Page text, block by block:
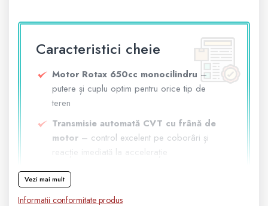
ECHIPAMENTE SKIJET
Caracteristici cheie
Motor Rotax 650cc monocilindru –
putere și cuplu optim pentru orice tip de
teren
Transmisie automată CVT cu frână de
motor – control excelent pe coborâri și
reacție imediată la accelerație
Direcție asistată dinamic DPS
manevrabilitate sporită și efort redus la
volan
Vezi mai mult
Informatii conformitate produs